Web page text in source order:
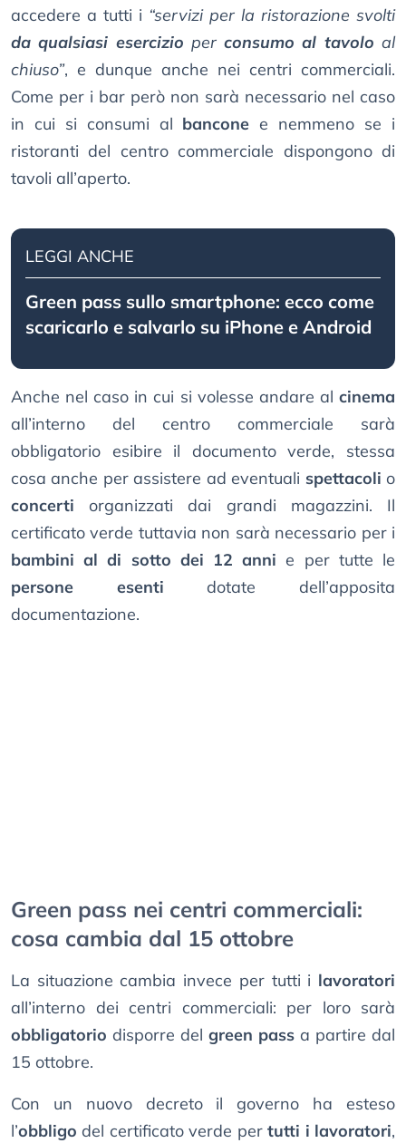
accedere a tutti i “servizi per la ristorazione svolti
da qualsiasi esercizio perconsumo al tavolo al
chiuso”, e dunque anche nei centri commerciali.
Come per i bar però non sarà necessario nel caso
in cui si consumi al bancone e nemmeno se i
ristoranti del centro commerciale dispongono di
tavoli all’aperto.
LEGGI ANCHE
Green pass sullo smartphone: ecco come
scaricarlo e salvarlo su iPhone e Android
Anche nel caso in cui si volesse andare al cinema
all’interno del centro commerciale sarà
obbligatorio esibire il documento verde, stessa
cosa anche per assistere ad eventuali spettacoli o
concerti organizzati dai grandi magazzini. Il
certificato verde tuttavia non sarà necessario per i
bambini al di sotto dei 12 anni e per tutte le
persone esenti dotate dell’apposita
documentazione.
Green pass nei centri commerciali:
cosa cambia dal 15 ottobre
La situazione cambia invece per tutti i lavoratori
all’interno dei centri commerciali: per loro sarà
obbligatorio disporre del green pass a partire dal
15 ottobre.
Con un nuovo decreto il governo ha esteso
l’obbligo del certificato verde pertutti i lavoratori,